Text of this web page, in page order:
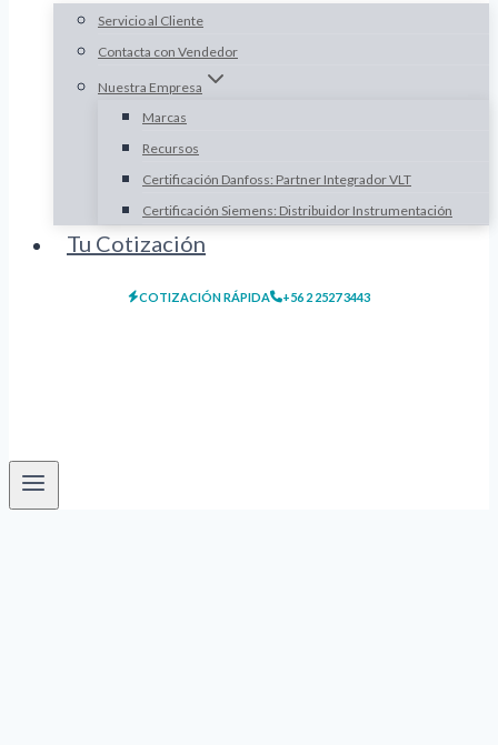
Servicio al Cliente
Contacta con Vendedor
Nuestra Empresa
Marcas
Recursos
Certificación Danfoss: Partner Integrador VLT
Certificación Siemens: Distribuidor Instrumentación
Tu Cotización
COTIZACIÓN RÁPIDA +56 2 2527 3443